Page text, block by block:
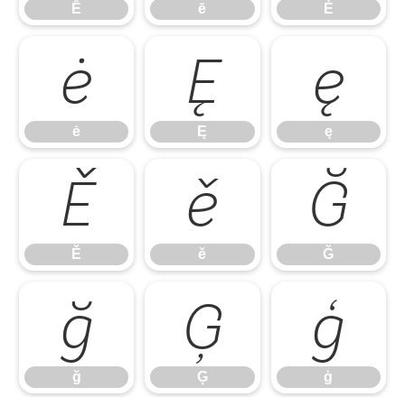
Ē ē Ė
ė
ė
Ę
Ę
ę
ę
Ě
Ě
ě
ě
Ğ
Ğ
ğ
ğ
Ģ
Ģ
ģ
ģ